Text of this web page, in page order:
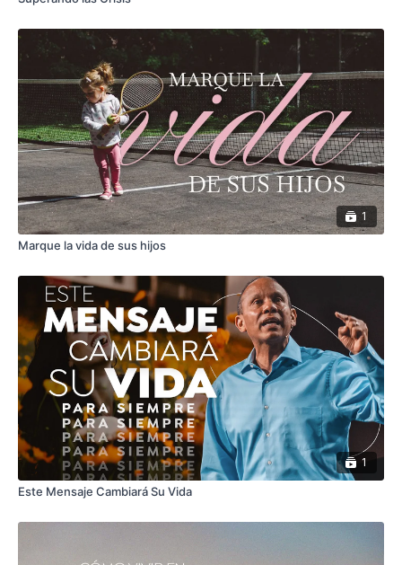
1
Marque la vida de sus hijos
1
Este Mensaje Cambiará Su Vida